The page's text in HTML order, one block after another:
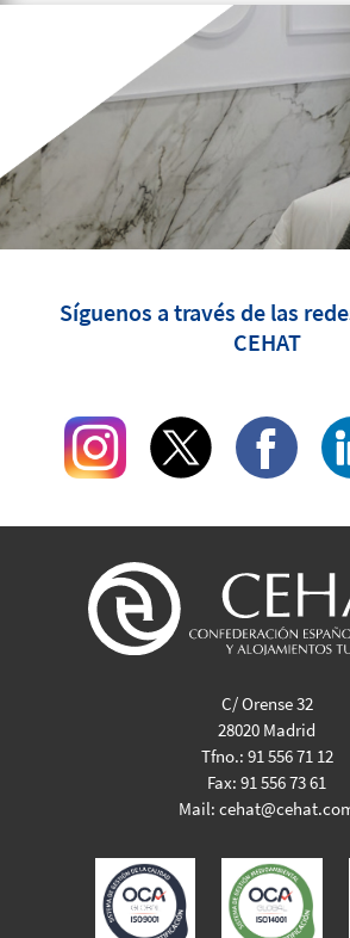
Síguenos a través de las
CEHAT
C/ Orense 32
28020 Madrid
Tfno.: 91 556 71 12
Fax: 91 556 73 61
Mail: